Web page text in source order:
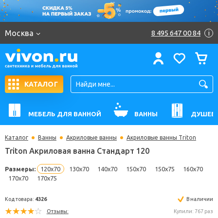
Москва 8 495 647 00 84 i
КАТАЛОГ
МЕБЕЛЬ ДЛЯ ВАННОЙ ВАННЫ
Каталог Ванны Акриловые ванны Акриловые ванны Triton
Triton Акриловая ванна Стандарт 120
170x70 170x75